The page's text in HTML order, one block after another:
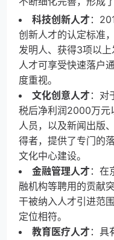
科技创新人才 ：
创新人才的认定标准
发明人、获得3项以
人才可享受快速落户
度重视。
文化创意人才 ：对
税后净利润2000万元
人员，以及新闻出版
得者，提供了专门的
文化中心建设。
金融管理人才 ：在
融机构等聘用的贡献
干被纳入人才引进范
定位相符。
教育医疗人才 ：具